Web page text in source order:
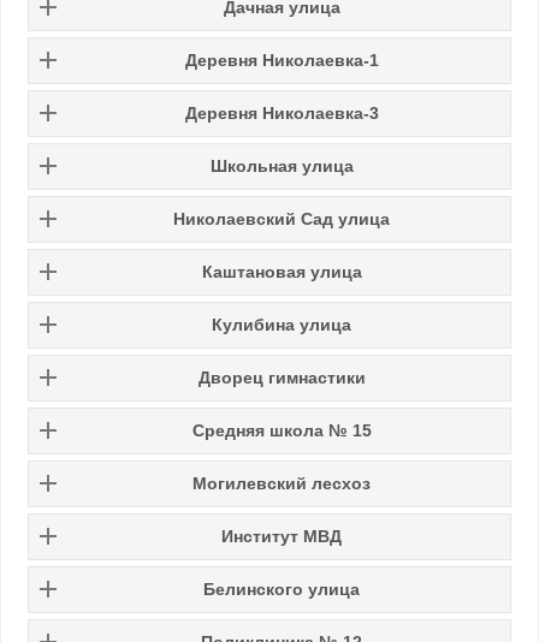
Дачная улица
Деревня Николаевка-1
Деревня Николаевка-3
Школьная улица
Николаевский Сад улица
Каштановая улица
Кулибина улица
Дворец гимнастики
Средняя школа № 15
Могилевский лесхоз
Институт МВД
Белинского улица